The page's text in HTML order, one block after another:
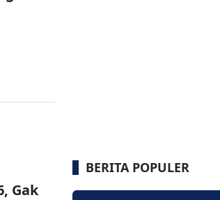
Gak
BERITA POPULER